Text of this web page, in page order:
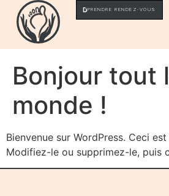
PRENDRE RENDEZ-VOUS
Bonjour tout
monde !
Bienvenue sur WordPress. Ceci
Modifiez-le ou supprimez-le, puis